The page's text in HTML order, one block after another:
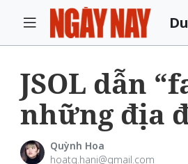
JSOL dẫn
những địa
Quỳnh Hoa
hoatq.hani@gmail.com